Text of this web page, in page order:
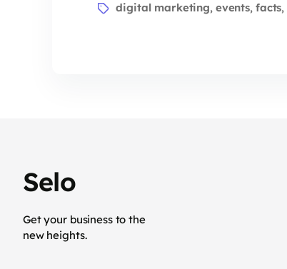
digital marketing, events, facts,
Selo
Get your business to the
new heights.